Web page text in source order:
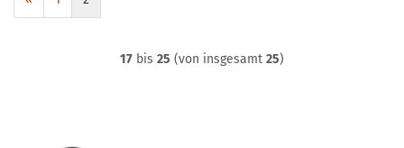
17 bis 25 (von insgesamt 25)